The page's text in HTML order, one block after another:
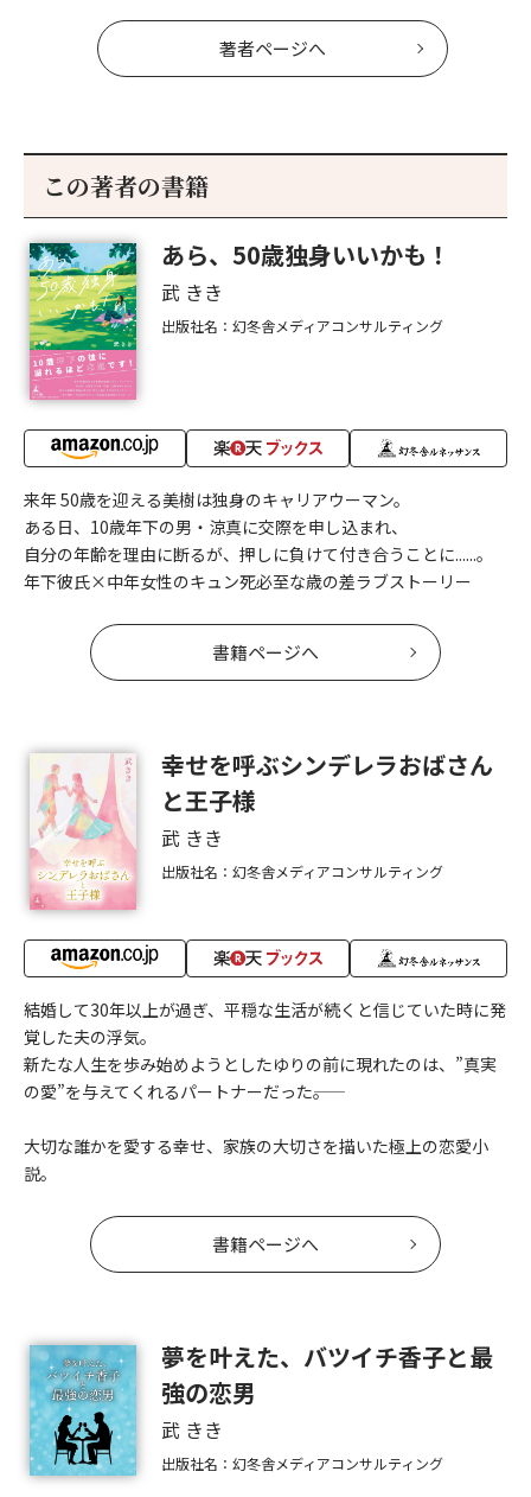
著者ページへ
この著者の書籍
あら、50歳独身いいかも！
武 きき
出版社名：幻冬舎メディアコンサルティング
来年 50歳を迎える美樹は独身のキャリアウーマン。
ある日、10歳年下の男・涼真に交際を申し込まれ、
自分の年齢を理由に断るが、押しに負けて付き合うことに......。
年下彼氏×中年女性のキュン死必至な歳の差ラブストーリー
書籍ページへ
幸せを呼ぶシンデレラおばさん
と王子様
武 きき
出版社名：幻冬舎メディアコンサルティング
結婚して30年以上が過ぎ、平穏な生活が続くと信じていた時に発
覚した夫の浮気。
新たな人生を歩み始めようとしたゆりの前に現れたのは、”真実
の愛”を与えてくれるパートナーだった――。
大切な誰かを愛する幸せ、家族の大切さを描いた極上の恋愛小
説。
書籍ページへ
夢を叶えた、バツイチ香子と最
強の恋男
武 きき
出版社名：幻冬舎メディアコンサルティング